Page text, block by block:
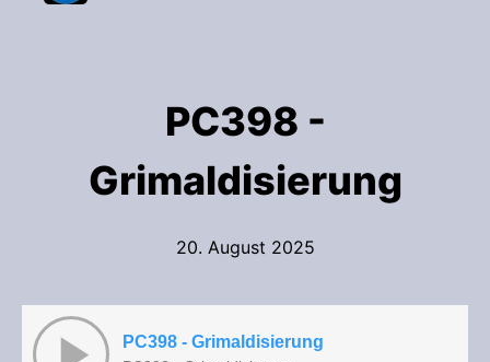
PC398 -
Grimaldisierung
20. August 2025
PC398 - Grimaldisierung